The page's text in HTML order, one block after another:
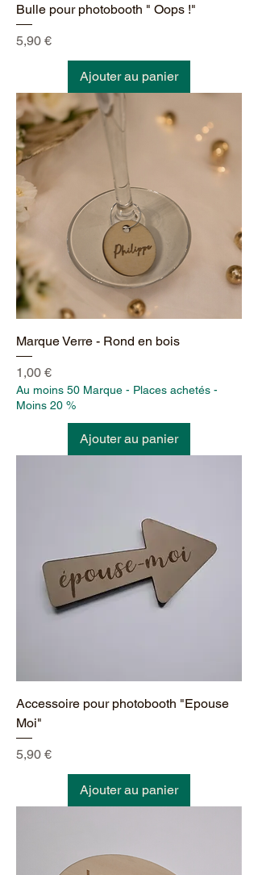
Bulle pour photobooth " Oops !"
Prix
5,90 €
Ajouter au panier
Marque Verre - Rond en bois
Prix
1,00 €
Au moins 50 Marque - Places achetés -
Moins 20 %
Ajouter au panier
Accessoire pour photobooth "Epouse
Moi"
Prix
5,90 €
Ajouter au panier